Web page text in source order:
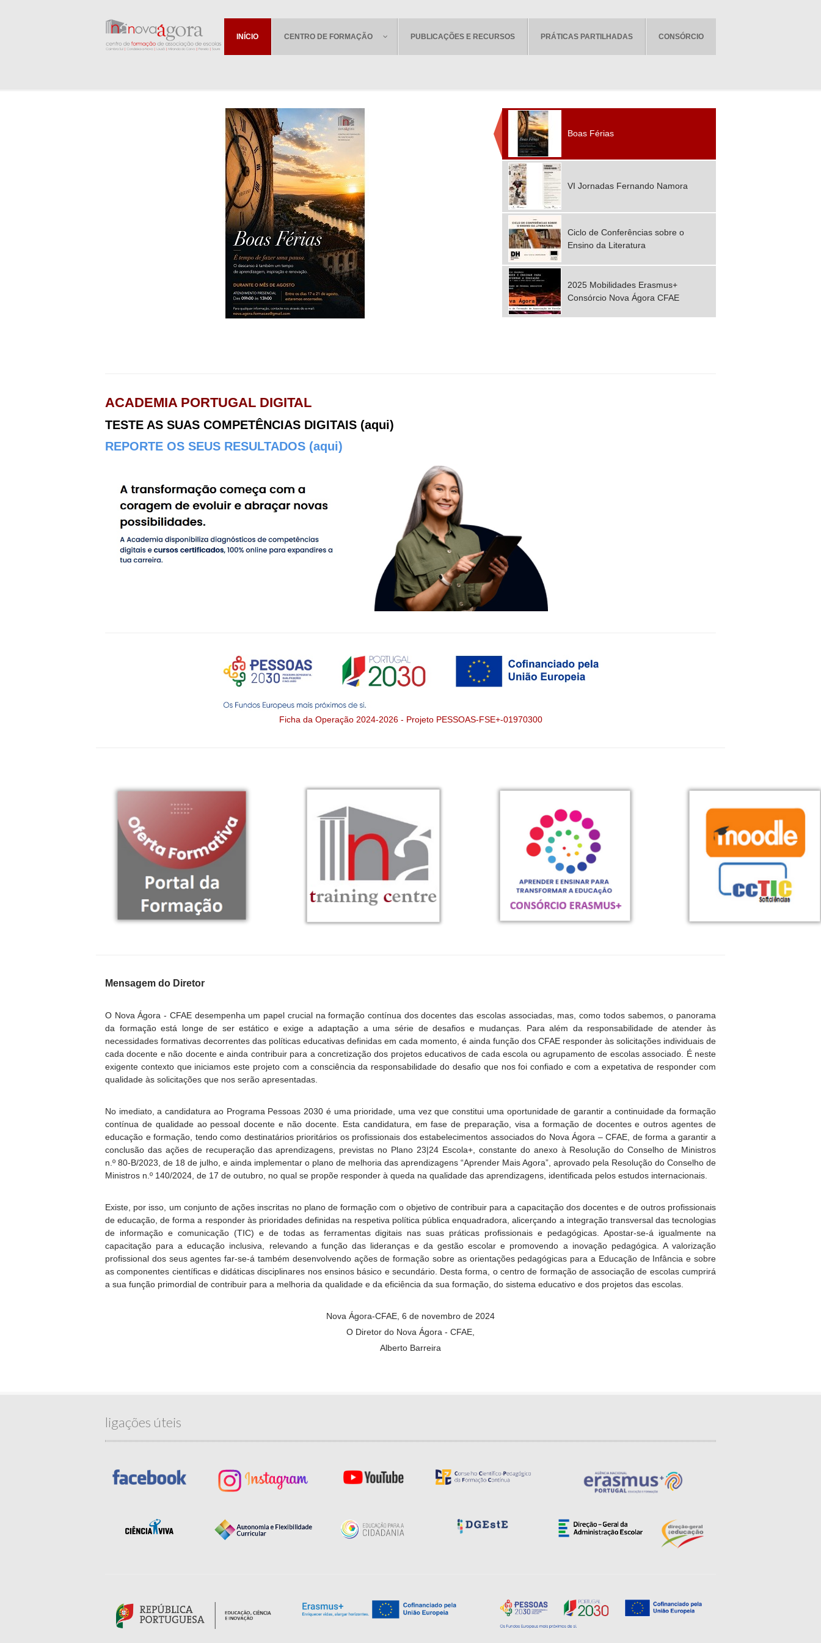
INÍCIO CENTRO DE FORMAÇÃO PUBLICAÇÕES E RECURSOS PRÁTICAS PARTILHADAS CONSÓRCIO
Boas Férias
VI Jornadas Fernando Namora
Ciclo de Conferências sobre o
Ensino da Literatura
2025 Mobilidades Erasmus+
Consórcio Nova Ágora CFAE
ACADEMIA PORTUGAL DIGITAL
TESTE AS SUAS COMPETÊNCIAS DIGITAIS (aqui)
REPORTE OS SEUS RESULTADOS (aqui)
Ficha da Operação 2024-2026 - Projeto PESSOAS-FSE+-01970300
Mensagem do Diretor
O Nova Ágora - CFAE desempenha um papel crucial na formação contínua dos docentes das escolas associadas, mas, como todos sabemos, o panorama
da formação está longe de ser estático e exige a adaptação a uma série de desafios e mudanças. Para além da responsabilidade de atender às
necessidades formativas decorrentes das políticas educativas definidas em cada momento, é ainda função dos CFAE responder às solicitações individuais de
cada docente e não docente e ainda contribuir para a concretização dos projetos educativos de cada escola ou agrupamento de escolas associado. É neste
exigente contexto que iniciamos este projeto com a consciência da responsabilidade do desafio que nos foi confiado e com a expetativa de responder com
qualidade às solicitações que nos serão apresentadas.
No imediato, a candidatura ao Programa Pessoas 2030 é uma prioridade, uma vez que constitui uma oportunidade de garantir a continuidade da formação
contínua de qualidade ao pessoal docente e não docente. Esta candidatura, em fase de preparação, visa a formação de docentes e outros agentes de
educação e formação, tendo como destinatários prioritários os profissionais dos estabelecimentos associados do Nova Ágora – CFAE, de forma a garantir a
conclusão das ações de recuperação das aprendizagens, previstas no Plano 23|24 Escola+, constante do anexo à Resolução do Conselho de Ministros
n.º 80-B/2023, de 18 de julho, e ainda implementar o plano de melhoria das aprendizagens “Aprender Mais Agora”, aprovado pela Resolução do Conselho de
Ministros n.º 140/2024, de 17 de outubro, no qual se propõe responder à queda na qualidade das aprendizagens, identificada pelos estudos internacionais.
Existe, por isso, um conjunto de ações inscritas no plano de formação com o objetivo de contribuir para a capacitação dos docentes e de outros profissionais
de educação, de forma a responder às prioridades definidas na respetiva política pública enquadradora, alicerçando a integração transversal das tecnologias
de informação e comunicação (TIC) e de todas as ferramentas digitais nas suas práticas profissionais e pedagógicas. Apostar-se-á igualmente na
capacitação para a educação inclusiva, relevando a função das lideranças e da gestão escolar e promovendo a inovação pedagógica. A valorização
profissional dos seus agentes far-se-á também desenvolvendo ações de formação sobre as orientações pedagógicas para a Educação de Infância e sobre
as componentes científicas e didáticas disciplinares nos ensinos básico e secundário. Desta forma, o centro de formação de associação de escolas cumprirá
a sua função primordial de contribuir para a melhoria da qualidade e da eficiência da sua formação, do sistema educativo e dos projetos das escolas.
Nova Ágora-CFAE, 6 de novembro de 2024
O Diretor do Nova Ágora - CFAE,
Alberto Barreira
ligações úteis